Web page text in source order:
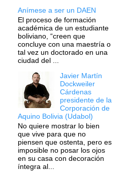
Anímese a ser un DAEN
El proceso de formación
académica de un estudiante
boliviano, “creen que
concluye con una maestría o
tal vez un doctorado en una
ciudad del ...
Javier Martín
Dockweiler
Cárdenas
presidente de la
Corporación de
Aquino Bolivia (Udabol)
No quiere mostrar lo bien
que vive para que no
piensen que ostenta, pero es
imposible no posar los ojos
en su casa con decoración
íntegra al...